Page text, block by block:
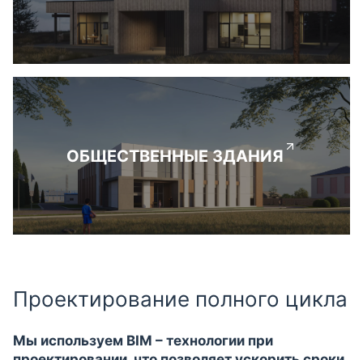
ОБЩЕСТВЕННЫЕ ЗДАНИЯ
Проектирование полного цикла
Мы используем BIM – технологии при